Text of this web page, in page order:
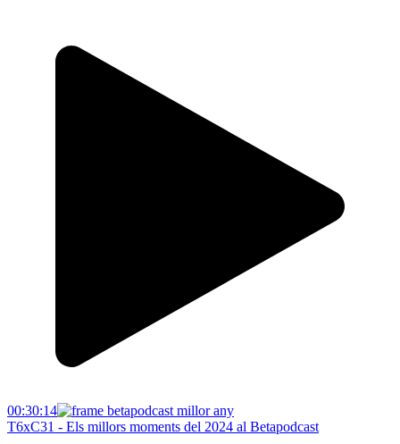
00:30:14
T6xC31 - Els millors moments del 2024 al Betapodcast